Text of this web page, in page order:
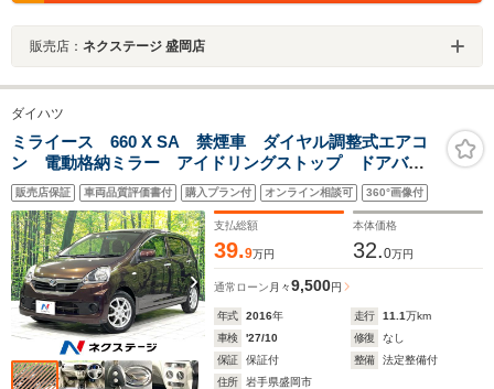
販売店： ネクステージ 盛岡店
ダイハツ
ミライース 660 X SA 禁煙車 ダイヤル調整式エアコ
ン 電動格納ミラー アイドリングストップ ドアバイ
ザー 衝突安全ボディ 盗難防止装置 純正14インチア
ルミホイール プライバシーガラス
販売店保証 車両品質評価書付 購入プラン付 オンライン相談可 360°画像付
支払総額
39.9万円
本体価格
32.0万円
通常ローン 月々9,500円
年式 2016年 走行 11.1万km
車検
'27/10 修復
なし
保証
保証付 整備
法定整備付
住所
岩手県盛岡市